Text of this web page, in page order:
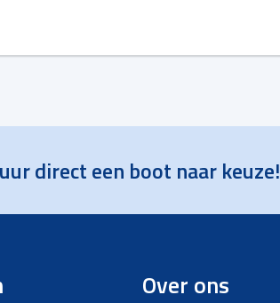
direct een boot naar keuze!
Over ons